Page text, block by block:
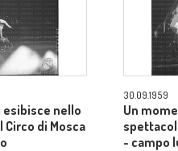
esibisce nello
di Mosca
30.09.1959
Un
- campo